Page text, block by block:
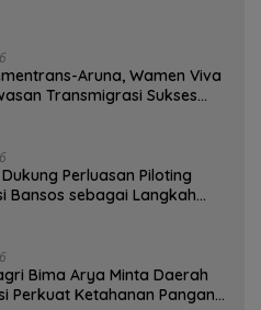
Aruna, Wamen Viva
Transmigrasi Sukses
Perluasan Piloting
Bansos sebagai Langkah
Bima Arya Minta Daerah
Perkuat Ketahanan Pangan